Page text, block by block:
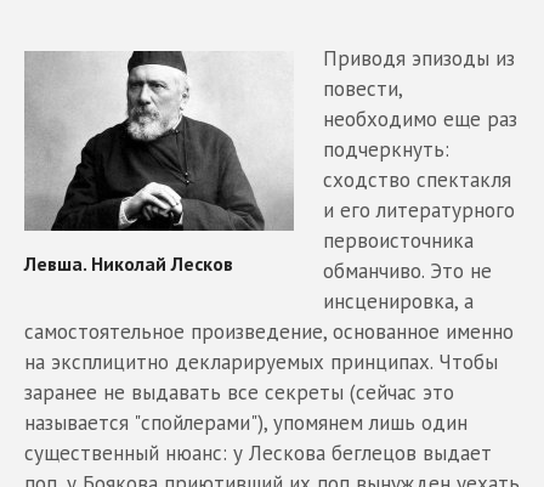
Приводя эпизоды из
повести,
необходимо еще раз
подчеркнуть:
сходство спектакля
и его литературного
первоисточника
обманчиво. Это не
инсценировка, а
самостоятельное произведение, основанное именно
на эксплицитно декларируемых принципах. Чтобы
заранее не выдавать все секреты (сейчас это
называется "спойлерами"), упомянем лишь один
существенный нюанс: у Лескова беглецов выдает